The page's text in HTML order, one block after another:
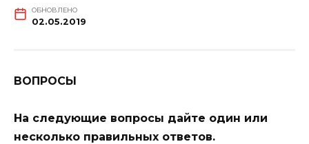
ОБНОВЛЕНО
02.05.2019
ВОПРОСЫ
На следующие вопросы дайте один или
несколько правильных ответов.